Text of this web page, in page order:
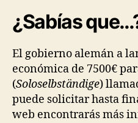
¿Sabías
El gobierno alemán a
económica de 7500€
(Soloselbständige)
puede solicitar hasta
web encontrarás más